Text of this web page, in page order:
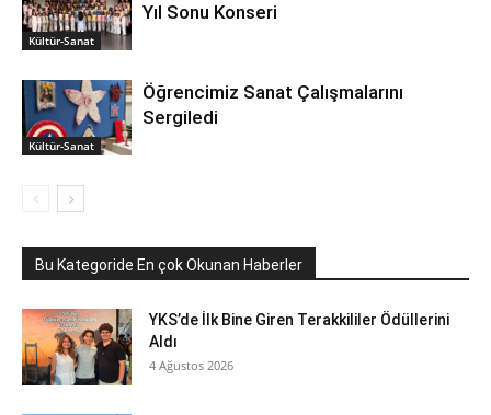
Kültür-Sanat
Yıl Sonu Konseri
Kültür-Sanat
Öğrencimiz Sanat Çalışmalarını
Sergiledi
Bu Kategoride En çok Okunan Haberler
YKS’de İlk Bine Giren Terakkililer Ödüllerini
Aldı
4 Ağustos 2026